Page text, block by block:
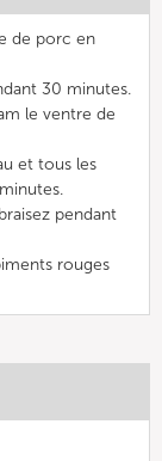
de porc en
30 minutes.
le ventre de
et tous les
pendant
rouges